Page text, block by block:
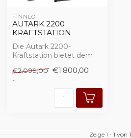
FINNLO
AUTARK 2200
KRAFTSTATION
Die Autark 2200-
Kraftstation bietet dem
Kraftsportler alle Möglic...
€2.099,00 €1.800,00
-
Zeige 1 - 1 von 1